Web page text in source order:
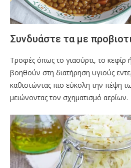
Συνδυάστε τα με
Τροφές όπως το γιαούρτι, το κεφίρ
βοηθούν στη διατήρηση υγιούς
καθιστώντας πιο εύκολη την πέψη
μειώνοντας τον σχηματισμό αερίων.